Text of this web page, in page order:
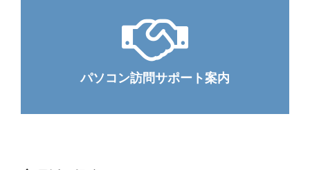
パソコン訪問サポート案内